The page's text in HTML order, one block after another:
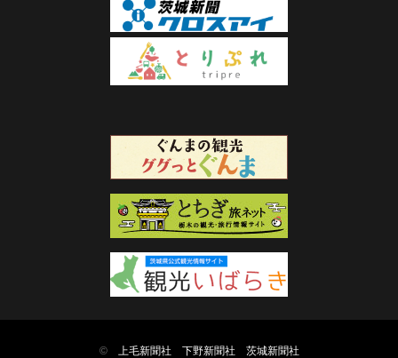
© 上毛新聞社 下野新聞社 茨城新聞社